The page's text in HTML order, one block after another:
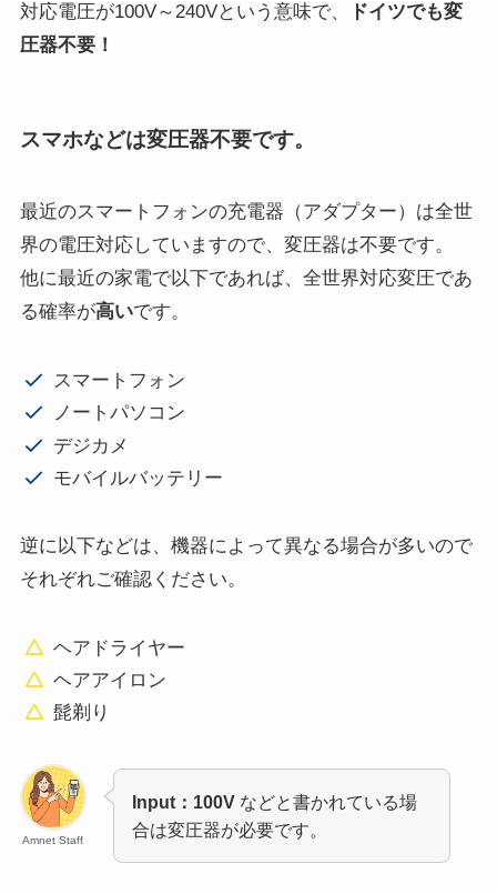
対応電圧が100V～240Vという意味で、
ドイツでも変
圧器不要！
スマホなどは変圧器不要です。
最近のスマートフォンの充電器（アダプター）は全世
界の電圧対応していますので、変圧器は不要です。
他に最近の家電で以下であれば、全世界対応変圧であ
る確率が高いです。
スマートフォン
ノートパソコン
デジカメ
モバイルバッテリー
逆に以下などは、機器によって異なる場合が多いので
それぞれご確認ください。
ヘアドライヤー
ヘアアイロン
髭剃り
Amnet Staff
Input：100V などと書かれている場
合は変圧器が必要です。